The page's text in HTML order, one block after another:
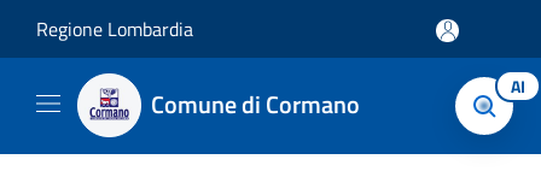
Regione Lombardia
Comune di Cormano AI